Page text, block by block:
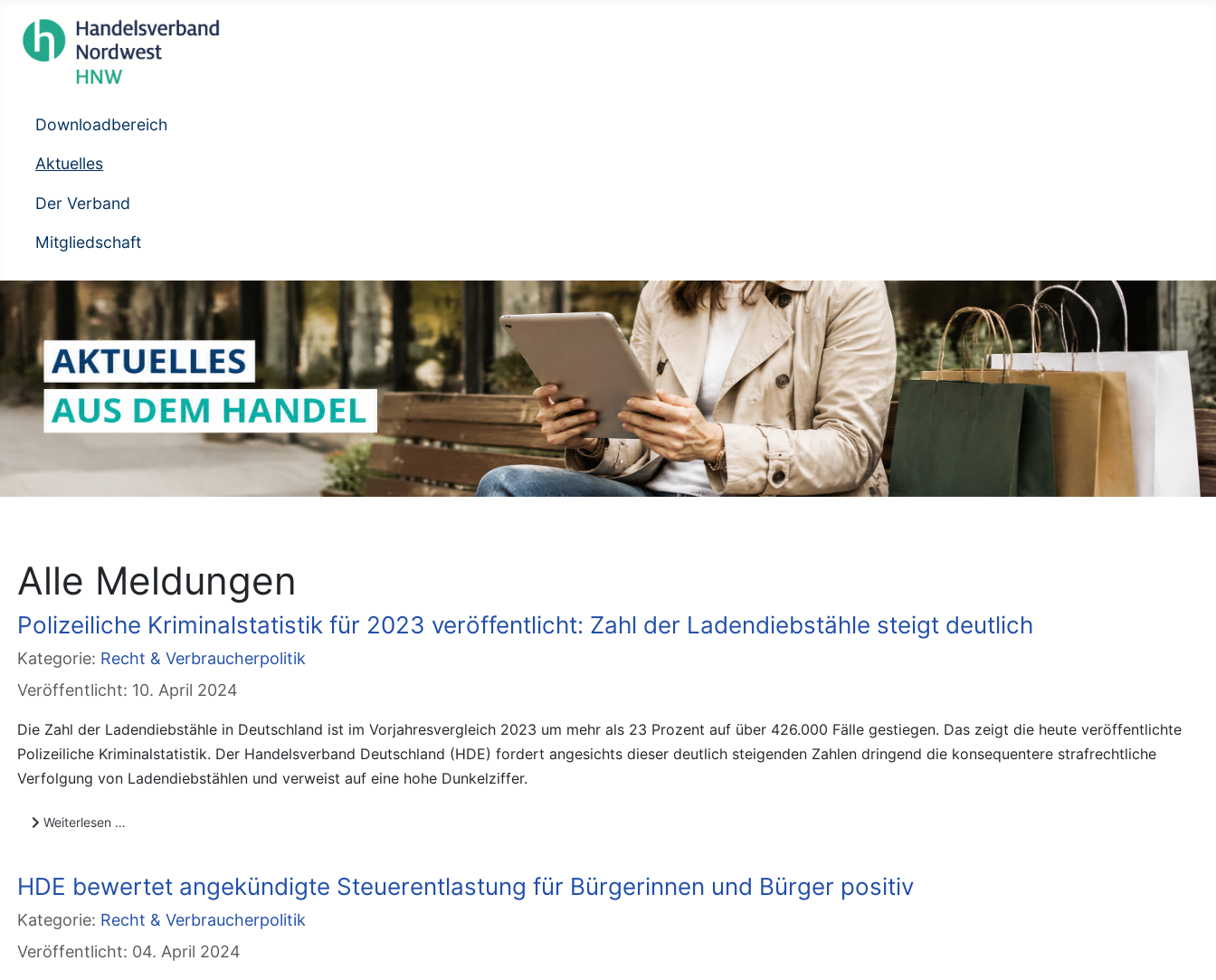
Downloadbereich
Aktuelles
Der Verband
Mitgliedschaft
Alle Meldungen
Polizeiliche Kriminalstatistik für 2023 veröffentlicht: Zahl der Ladendiebstähle steigt deutlich
Kategorie: Recht & Verbraucherpolitik
Veröffentlicht: 10. April 2024
Die Zahl der Ladendiebstähle in Deutschland ist im Vorjahresvergleich 2023 um mehr als 23 Prozent auf über 426.000 Fälle gestiegen. Das zeigt die heute veröffentlichte
Polizeiliche Kriminalstatistik. Der Handelsverband Deutschland (HDE) fordert angesichts dieser deutlich steigenden Zahlen dringend die konsequentere strafrechtliche
Verfolgung von Ladendiebstählen und verweist auf eine hohe Dunkelziffer.
Weiterlesen …
HDE bewertet angekündigte Steuerentlastung für Bürgerinnen und Bürger positiv
Kategorie: Recht & Verbraucherpolitik
Veröffentlicht: 04. April 2024